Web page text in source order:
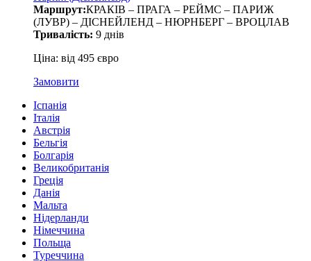
Маршрут:КРАКІВ – ПРАГА – РЕЙМС – ПАРИЖ
(ЛУВР) – ДІСНЕЙЛЕНД – НЮРНБЕРГ – ВРОЦЛАВ
Тривалість: 9 днів
Ціна: від 495 євро
Замовити
Іспанія
Італія
Австрія
Бельгія
Болгарія
Великобританія
Греція
Данія
Мальта
Нідерланди
Німеччина
Польща
Туреччина